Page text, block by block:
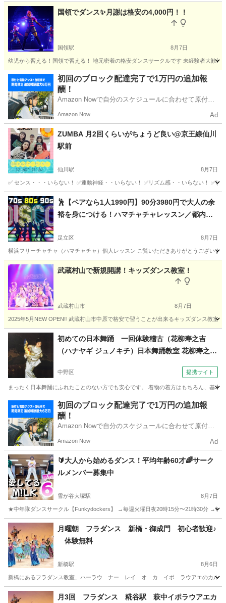
東京 西東京市 その他
国領でダンス✨月謝は格安の4,000円！！
国領駅 8月7日
幼児から習える！国領で習える！ 地元密着の格安ダンスサークルです 未経験者大
国領駅 ヒップホップ サークル
初回のブロック配達完了で1万円の追加報
酬！
Amazon Nowで自分のスケジュールに合わせて原付や
う！
Amazon Now Ad
ZUMBA 月2回くらいがちょうど良い@京王線仙川
駅前
仙川駅 8月7日
✅ センス・・・いらない！ ✅運動神経・・いらない！ ✅リズム感・・いらない！ ✅
東京 調布市 仙川駅 ズンバ ZUMBA
🕺【ペアなら1人1990円】90分3980円で大人の余
裕を身につける！ハマチャチャレッスン／都内・
ッスン
足立区 8月7日
横浜フリーチャチャ（ハマチャチャ）個人レッスン ご覧いただきありがとうございま
東京 足立区 その他 ハマチャチャ
武蔵村山で新規開講！キッズダンス教室！
武蔵村山市 8月7日
2025年5月NEW OPEN‼️ 武蔵村山市中原で格安で習うことが出来るキッズダンス教室
東京 武蔵村山市 ヒップホップ キッズダンス
初めての日本舞踊 一回体験稽古（花柳寿之吉
（ハナヤギ ジュノキチ）日本舞踊教室 花柳寿之
中野区 提携サイト
まったく日本舞踊にふれたことのない方でも安心です。 着物の着方はもちろん、基
その他
初回のブロック配達完了で1万円の追加報
酬！
Amazon Nowで自分のスケジュールに合わせて原付や
う！
Amazon Now Ad
🔰大人から始めるダンス！平均年齢60才🌈サーク
ルメンバー募集中
雪が谷大塚駅 8月7日
★中年隊ダンスサークル【Funkydockers】 →毎週火曜日夜20時15分〜21時30分 →嶺
東京 大田区 雪が谷大塚駅 踊ってみた
月曜朝 フラダンス 新橋・御成門 初心者歓迎♪
体験無料
新橋駅 8月6日
新橋にあるフラダンス教室、ハーラウ ナー レイ オ カ イポ ラウアエのカルチャ
東京 港区 新橋駅 フラダンス 東京 港区 御成門駅
月3回 フラダンス 糀谷駅 萩中イポラウアエカ